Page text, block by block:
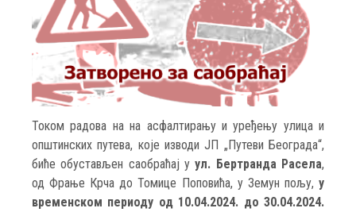
Током радова на на асфалтирању и уређењу улица и
општинских путева, које изводи ЈП „Путеви Београда“,
биће обустављен саобраћај уул. Бертранда Расела,
од Фрање Крча до Томице Поповића, у Земун пољу, у
временском периоду од 10.04.2024. до 30.04.2024.